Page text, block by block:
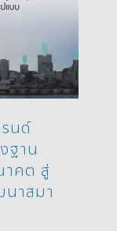
นด์
ฐาน
คต สู่
าสมา